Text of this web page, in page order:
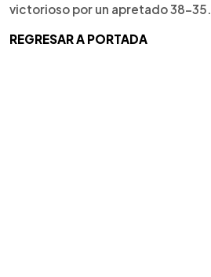
victorioso por un apretado 38-35.
REGRESAR A PORTADA